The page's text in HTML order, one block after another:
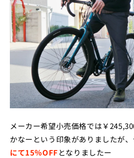
メーカー希望小売価格では￥
かなーという印象がありましたが
にて15％OFFとなりましたー